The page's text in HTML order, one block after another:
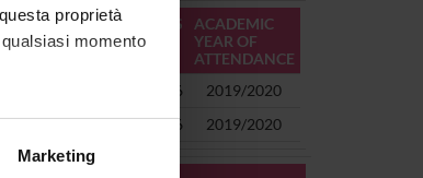
proprietà
momento
Marketing
CREDITS
ACADEMIC
YEAR OF
ATTENDANCE
6
2019/2020
6 2019/2020